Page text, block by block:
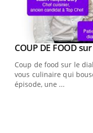
Youtube
COUP DE FOOD
Coup de food sur le
vous culinaire qui
épisode, une ...